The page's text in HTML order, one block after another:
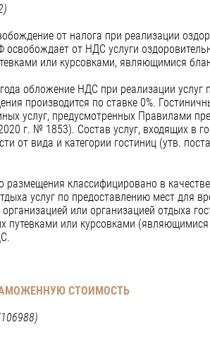
от налога при реализации
от НДС услуги
или курсовками, являющимися
обложение НДС при реализации услуг
производится по ставке 0%.
услуг, предусмотренных Правилами
г. № 1853). Состав услуг, входящих в
от вида и категории гостиниц (утв.
классифицировано в
услуг по предоставлению мест для
или организацией отдыха
путевками или курсовками
СТОИМОСТЬ